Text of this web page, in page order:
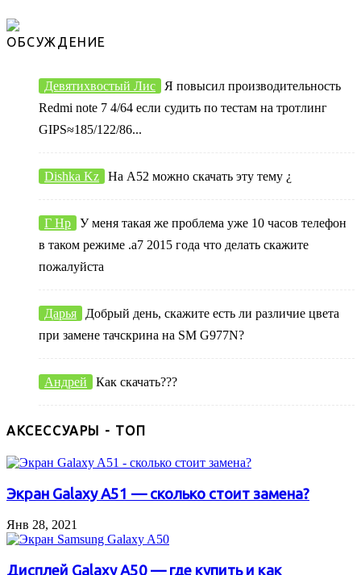
ОБСУЖДЕНИЕ
Девятихвостый Лис
Я повысил производительность
Redmi note 7 4/64 если судить по тестам на тротлинг
GIPS≈185/122/86...
Dishka Kz На А52 можно скачать эту тему ¿
Г Нр
У меня такая же проблема уже 10 часов телефон
в таком режиме .а7 2015 года что делать скажите
пожалуйста
Дарья
Добрый день, скажите есть ли различие цвета
при замене тачскрина на SM G977N?
Андрей Как скачать???
АКСЕССУАРЫ - ТОП
Экран Galaxy A51 — сколько стоит замена?
Янв 28, 2021
Дисплей Galaxy A50 — где купить и как